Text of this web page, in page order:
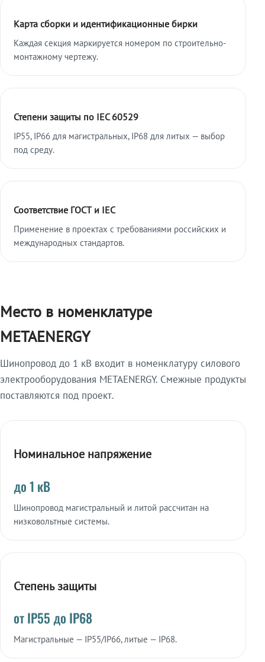
Карта сборки и идентификационные бирки
Каждая секция маркируется номером по строительно-
монтажному чертежу.
Степени защиты по IEC 60529
IP55, IP66 для магистральных, IP68 для литых — выбор
под среду.
Соответствие ГОСТ и IEC
Применение в проектах с требованиями российских и
международных стандартов.
Место в номенклатуре
METAENERGY
Шинопровод до 1 кВ входит в номенклатуру силового
электрооборудования METAENERGY. Смежные продукты
поставляются под проект.
Номинальное напряжение
до 1 кВ
Шинопровод магистральный и литой рассчитан на
низковольтные системы.
Степень защиты
от IP55 до IP68
Магистральные — IP55/IP66, литые — IP68.